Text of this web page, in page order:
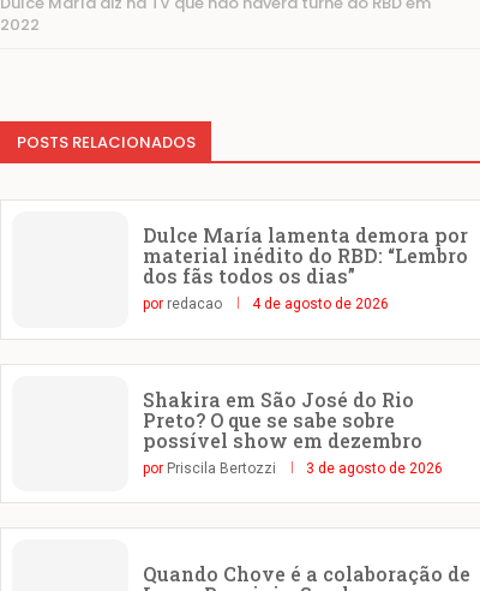
2022
POSTS RELACIONADOS
Dulce María lamenta demora por
material inédito do RBD: “Lembro
dos fãs todos os dias”
por redacao 4 de agosto de 2026
Shakira em São José do Rio
Preto? O que se sabe sobre
possível show em dezembro
por Priscila Bertozzi 3 de agosto de 2026
Quando Chove é a colaboração de